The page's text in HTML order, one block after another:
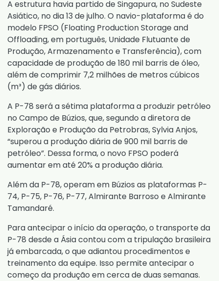
A estrutura havia partido de Singapura, no Sudeste
Asiático, no dia 13 de julho. O navio-plataforma é do
modelo FPSO (Floating Production Storage and
Offloading, em português, Unidade Flutuante de
Produção, Armazenamento e Transferência), com
capacidade de produção de 180 mil barris de óleo,
além de comprimir 7,2 milhões de metros cúbicos
(m³) de gás diários.
A P-78 será a sétima plataforma a produzir petróleo
no Campo de Búzios, que, segundo a diretora de
Exploração e Produção da Petrobras, Sylvia Anjos,
“superou a produção diária de 900 mil barris de
petróleo”. Dessa forma, o novo FPSO poderá
aumentar em até 20% a produção diária.
Além da P-78, operam em Búzios as plataformas P-
74, P-75, P-76, P-77, Almirante Barroso e Almirante
Tamandaré.
Para antecipar o início da operação, o transporte da
P-78 desde a Ásia contou com a tripulação brasileira
já embarcada, o que adiantou procedimentos e
treinamento da equipe. Isso permite antecipar o
começo da produção em cerca de duas semanas.